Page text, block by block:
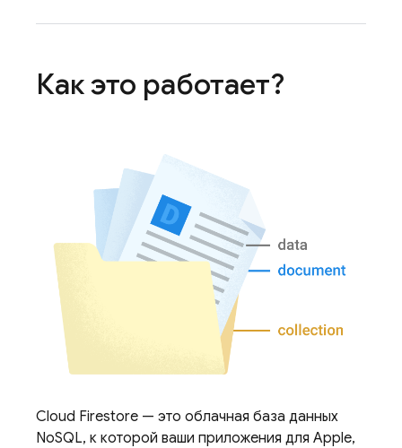
Как это работает?
Cloud Firestore — это облачная база данных
NoSQL, к которой ваши приложения для Apple,